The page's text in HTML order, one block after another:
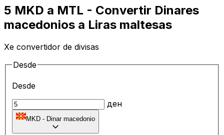
5 MKD a MTL - Convertir Dinares
macedonios a Liras maltesas
Xe convertidor de divisas
Desde
Desde
ден
MKD - Dinar macedonio